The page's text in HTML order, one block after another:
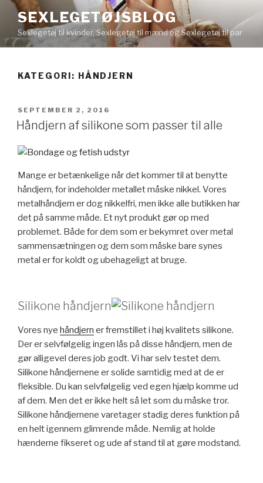
Videre
indhold
SEXLEGETØJSBLOG
Sexlegetøj til kvinder, Sexlegetøj til mænd og Sexlegetøj til par
KATEGORI: HÅNDJERN
UDGIVET
DEN
SEPTEMBER 2, 2016
Håndjern af silikone som passer til alle
Mange er betænkelige når det kommer til at benytte
håndjern, for indeholder metallet måske nikkel. Vores
metalhåndjern er dog nikkelfri, men ikke alle butikken har
det på samme måde. Et nyt produkt gør op med
problemet. Både for dem som er bekymret over metal
sammensætningen og dem som måske bare synes
metal er for koldt og ubehageligt at bruge.
Silikone håndjern
Vores nye håndjern er fremstillet i høj kvalitets silikone.
Der er selvfølgelig ingen lås på disse håndjern, men de
gør alligevel deres job godt. Vi har selv testet dem.
Silikone håndjernene er solide samtidig med at de er
fleksible. Du kan selvfølgelig ved egen hjælp komme ud
af dem. Men det er ikke helt så let som du måske tror.
Silikone håndjernene varetager stadig deres funktion på
en helt igennem glimrende måde. Nemlig at holde
hænderne fikseret og ude af stand til at gøre modstand.